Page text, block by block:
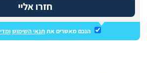
חזרו אליי
הנכם מאשרים אתתנאי השימוש